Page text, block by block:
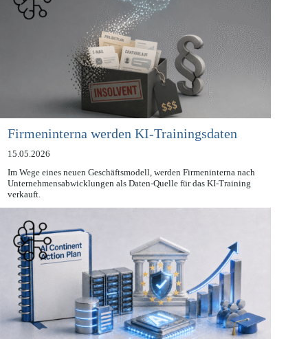
Firmeninterna werden KI-Trainingsdaten
15.05.2026
Im Wege eines neuen Geschäftsmodell, werden Firmeninterna nach
Unternehmensabwicklungen als Daten-Quelle für das KI-Training
verkauft.